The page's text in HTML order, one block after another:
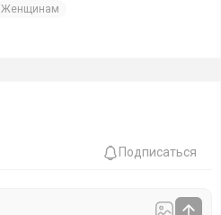
Женщинам
Подписаться